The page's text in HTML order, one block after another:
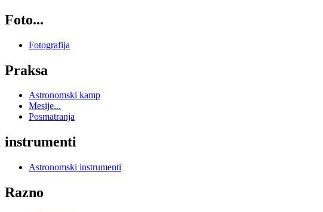
Foto...
Fotografija
Praksa
Astronomski kamp
Mesije...
Posmatranja
instrumenti
Astronomski instrumenti
Razno